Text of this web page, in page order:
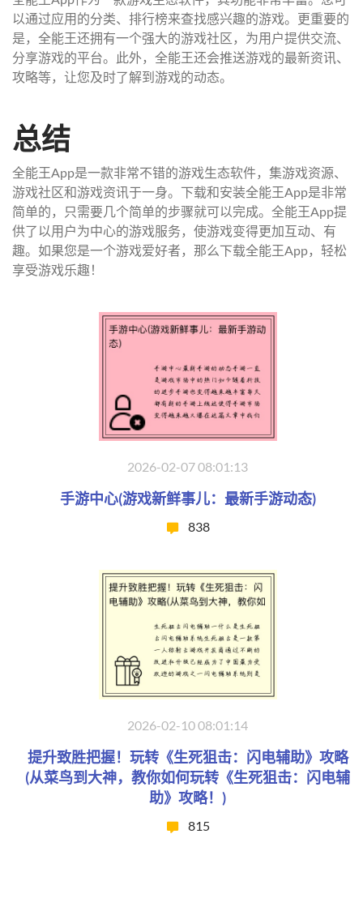
以通过应用的分类、排行榜来查找感兴趣的游戏。更重要的
是，全能王还拥有一个强大的游戏社区，为用户提供交流、
分享游戏的平台。此外，全能王还会推送游戏的最新资讯、
攻略等，让您及时了解到游戏的动态。
总结
全能王App是一款非常不错的游戏生态软件，集游戏资源、
游戏社区和游戏资讯于一身。下载和安装全能王App是非常
简单的，只需要几个简单的步骤就可以完成。全能王App提
供了以用户为中心的游戏服务，使游戏变得更加互动、有
趣。如果您是一个游戏爱好者，那么下载全能王App，轻松
享受游戏乐趣！
2026-02-07 08:01:13
手游中心(游戏新鲜事儿：最新手游动态)
838
2026-02-10 08:01:14
提升致胜把握！玩转《生死狙击：闪电辅助》攻略
(从菜鸟到大神，教你如何玩转《生死狙击：闪电辅
助》攻略！)
815